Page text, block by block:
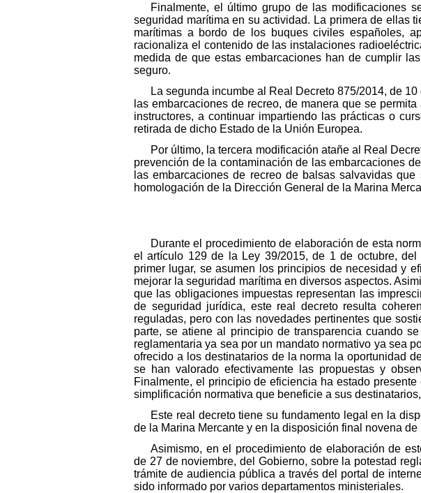
Finalmente, el último grupo de las modificaciones
seguridad marítima en su actividad. La primera de ellas
marítimas a bordo de los buques civiles españoles,
racionaliza el contenido de las instalaciones
medida de que estas embarcaciones han de cumplir
seguro.
La segunda incumbe al Real Decreto 875/2014, de
las embarcaciones de recreo, de manera que se
instructores, a continuar impartiendo las prácticas o
retirada de dicho Estado de la Unión Europea.
Por último, la tercera modificación atañe al Real
prevención de la contaminación de las embarcaciones
las embarcaciones de recreo de balsas salvavidas
homologación de la Dirección General de la Marina
Durante el procedimiento de elaboración de esta
el artículo 129 de la Ley 39/2015, de 1 de octubre, del
primer lugar, se asumen los principios de necesidad y
mejorar la seguridad marítima en diversos aspectos.
que las obligaciones impuestas representan las
de seguridad jurídica, este real decreto resulta
reguladas, pero con las novedades pertinentes que
parte, se atiene al principio de transparencia cuando
reglamentaria ya sea por un mandato normativo ya sea
ofrecido a los destinatarios de la norma la oportunidad
se han valorado efectivamente las propuestas y
Finalmente, el principio de eficiencia ha estado
simplificación normativa que beneficie a sus
Este real decreto tiene su fundamento legal en la
de la Marina Mercante y en la disposición final novena
Asimismo, en el procedimiento de elaboración de
de 27 de noviembre, del Gobierno, sobre la potestad
trámite de audiencia pública a través del portal de
sido informado por varios departamentos ministeriales.